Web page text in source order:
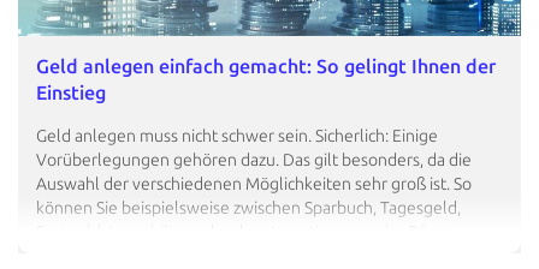
Geld anlegen einfach gemacht: So gelingt Ihnen der
Einstieg
Geld anlegen muss nicht schwer sein. Sicherlich: Einige
Vorüberlegungen gehören dazu. Das gilt besonders, da die
Auswahl der verschiedenen Möglichkeiten sehr groß ist. So
können Sie beispielsweise zwischen Sparbuch, Tagesgeld,